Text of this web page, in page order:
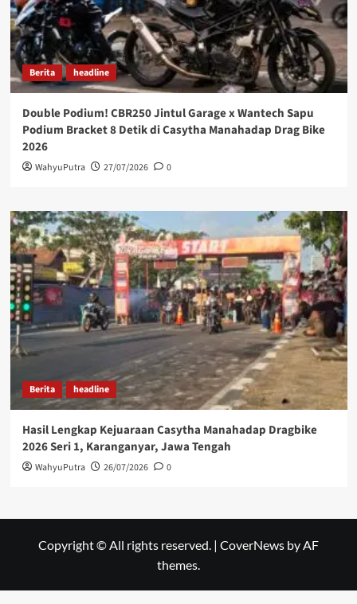
Berita headline
Double Podium! CBR250 Jintul Garage x Wantech Sapu
Podium Bracket 8 Detik di Casytha Manahadap Drag Bike
2026
WahyuPutra 27/07/2026 0
Berita headline
Hasil Lengkap Kejuaraan Casytha Manahadap Dragbike
2026 Seri 1, Karanganyar, Jawa Tengah
WahyuPutra 26/07/2026 0
Copyright © All rights reserved. | CoverNews by AF
themes.